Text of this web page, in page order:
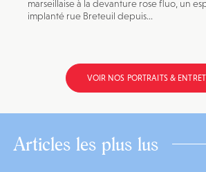
marseillaise à la devanture rose fluo, un
implanté rue Breteuil depuis...
VOIR NOS PORTRAITS &
Articles les plus lus